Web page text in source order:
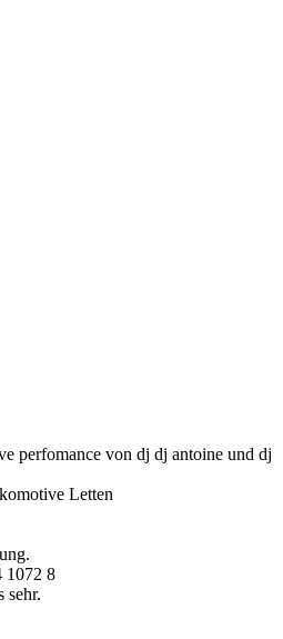
perfomance von dj dj antoine und dj
Letten
1072 8
sehr.